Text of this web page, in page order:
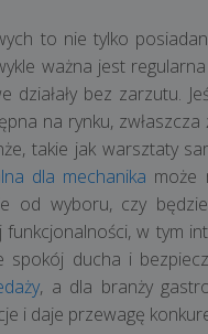
to nie tylko
ważna jest regularna
bez zarzutu.
na rynku,
takie jak warsztaty
dla mechanika może
od wyboru, czy
w tym
spokój ducha i
, a dla branży
i daje przewagę